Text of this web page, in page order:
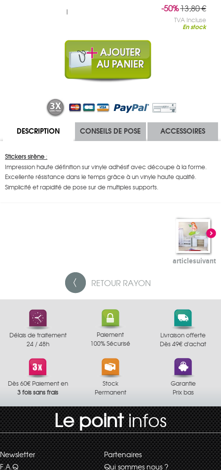
-50%13,80 €
TVA Incluse
En stock
|
DESCRIPTION CONSEILS DE POSE ACCESSOIRES
Stickers sirène :
Impression haute définition sur vinyle adhésif avec découpe à la forme.
Excellente résistance dans le temps grâce à un vinyle haute qualité.
Simplicité et rapidité de pose sur de multiples supports.
articlesuivant
RETOUR RAYON
Délais de traitement
24 / 48h
Paiement
100% Sécurisé
Livraison offerte
Dès 49€ d'achat
Dès 60€ Paiement en
3 fois sans frais
Stock
Permanent
Garantie
Prix bas
Le pointinfos
Newsletter
Partenaires
F.A.Q
Qui sommes nous ?